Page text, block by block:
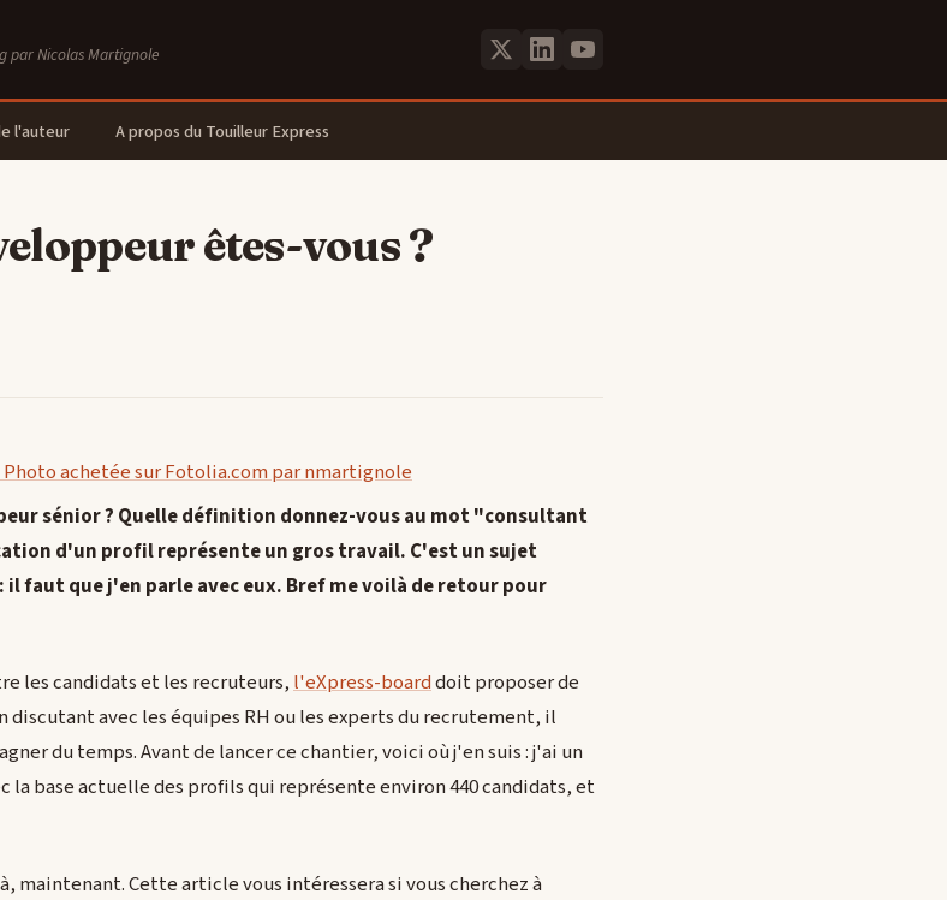
par Nicolas Martignole
l'auteur A propos du Touilleur Express
êtes-vous ?
sénior ? Quelle définition donnez-vous au mot "consultant
d'un profil représente un gros travail. C'est un sujet
faut que j'en parle avec eux. Bref me voilà de retour pour
les candidats et les recruteurs,l'eXpress-boarddoit proposer de
discutant avec les équipes RH ou les experts du recrutement, il
du temps. Avant de lancer ce chantier, voici où j'en suis : j'ai un
la base actuelle des profils qui représente environ 440 candidats, et
maintenant. Cette article vous intéressera si vous cherchez à